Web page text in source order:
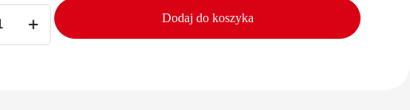
Dodaj do koszyka